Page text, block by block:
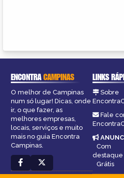
ENCONTRACAMPINAS
O melhor de Campinas
num só lugar! Dicas, onde
ir, o que fazer, as
melhores empresas,
locais, serviços e muito
mais no guia Encontra
Campinas.
LINKS
Sobre
Fale
Com
destaque
Grátis